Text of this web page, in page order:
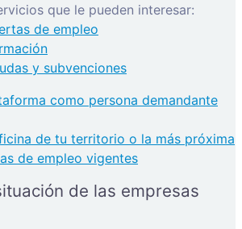
que le pueden interesar:
de empleo
y subvenciones
como persona demandante
de tu territorio o la más próxima
de empleo vigentes
de las empresas